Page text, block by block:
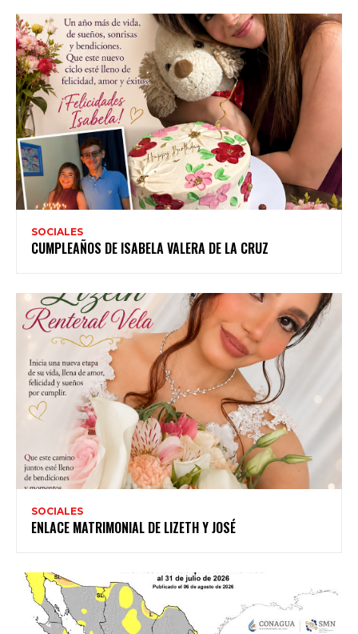
SOCIALES
CUMPLEAÑOS DE ISABELA VALERA DE LA CRUZ
SOCIALES
ENLACE MATRIMONIAL DE LIZETH Y JOSÉ